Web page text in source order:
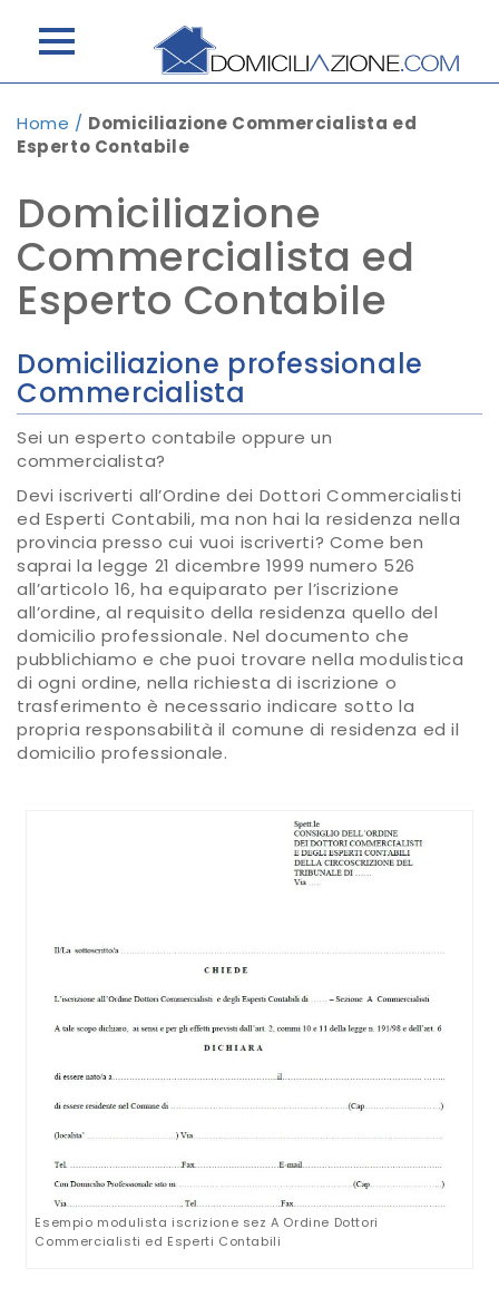
Home / Domiciliazione Commercialista ed
Esperto Contabile
Domiciliazione
Commercialista ed
Esperto Contabile
Domiciliazione professionale
Commercialista
Sei un esperto contabile oppure un
commercialista?
Devi iscriverti all’Ordine dei Dottori Commercialisti
ed Esperti Contabili, ma non hai la residenza nella
provincia presso cui vuoi iscriverti? Come ben
saprai la legge 21 dicembre 1999 numero 526
all’articolo 16, ha equiparato per l’iscrizione
all’ordine, al requisito della residenza quello del
domicilio professionale. Nel documento che
pubblichiamo e che puoi trovare nella modulistica
di ogni ordine, nella richiesta di iscrizione o
trasferimento è necessario indicare sotto la
propria responsabilità il comune di residenza ed il
domicilio professionale.
Esempio modulista iscrizione sez A Ordine Dottori
Commercialisti ed Esperti Contabili